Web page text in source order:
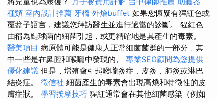
種類 室內設計推薦 牙橋 外燴buffet 如果您懷疑有猩紅色或
覆盆子語言，建議您拜訪醫生並進行適當的診斷。 猩紅色
由稱為鏈球菌的細菌引起，或更精確地是其產生的毒素。
醫美項目 病原體可能是健康人正常細菌菌群的一部分，其
中一些是在鼻腔和喉嚨中發現的。 專業SEO顧問為您提供
優化建議 但是，增殖會引起喉嚨炎症，皮炎，肺炎或淋巴
結炎症。 徵信社 細菌產生的毒素會出現高燒和特徵性的皮
膚症狀。 學習按摩技巧 猩紅通常會在其他細菌感染（例如